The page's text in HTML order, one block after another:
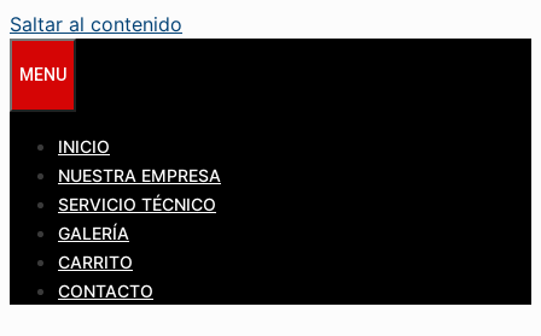
Saltar al contenido
MENU
INICIO
NUESTRA EMPRESA
SERVICIO TÉCNICO
GALERÍA
CARRITO
CONTACTO